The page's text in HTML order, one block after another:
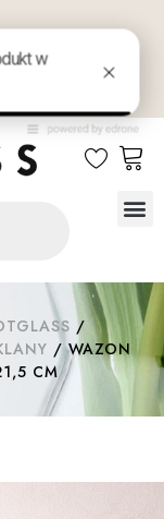
KONTAKT
/
/ WAZON
CM